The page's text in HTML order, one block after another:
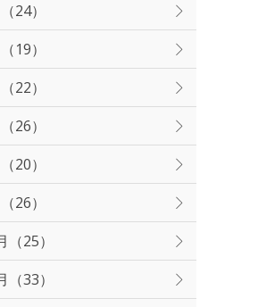
24）
19）
22）
26）
20）
26）
25）
33）